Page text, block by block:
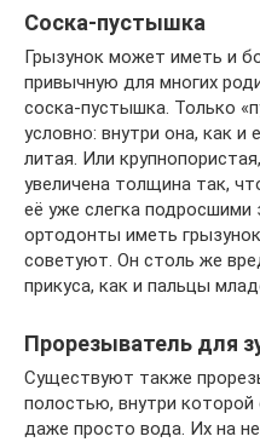
Соска-пустышка
Грызунок может иметь и
привычную для многих
соска-пустышка. Только
условно: внутри она, как
литая. Или
увеличена толщина так,
её уже слегка
ортодонты иметь
советуют. Он столь же
прикуса, как и пальцы
Прорезыватель для
Существуют также
полостью, внутри которой
даже просто вода. Их на